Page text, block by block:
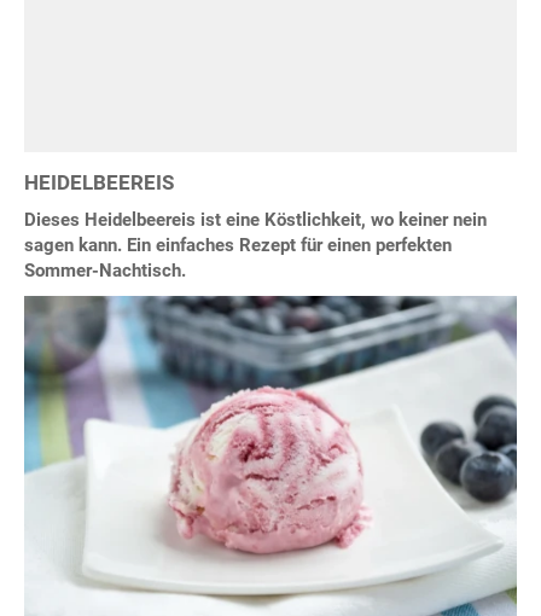
HEIDELBEEREIS
Dieses Heidelbeereis ist eine Köstlichkeit, wo keiner nein
sagen kann. Ein einfaches Rezept für einen perfekten
Sommer-Nachtisch.